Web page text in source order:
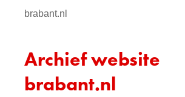
brabant.nl
Archief website
brabant.nl